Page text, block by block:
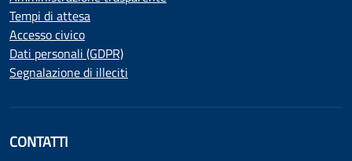
Tempi di attesa
Accesso civico
Dati personali (GDPR)
Segnalazione di illeciti
CONTATTI